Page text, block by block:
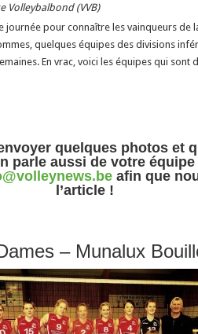
Volleybalbond (VVB)
journée pour connaître les vainqueurs de
quelques équipes des divisions
En vrac, voici les équipes qui sont
quelques photos et
parle aussi de votre
afin que
l’article !
– Munalux